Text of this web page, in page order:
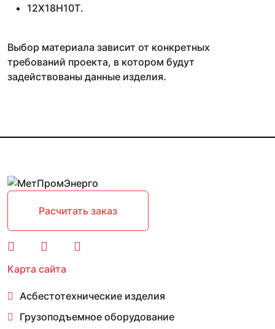
12Х18Н10Т.
Выбор материала зависит от конкретных
требований проекта, в котором будут
задействованы данные изделия.
Расчитать заказ
Карта сайта
Асбестотехнические изделия
Грузоподъемное оборудование